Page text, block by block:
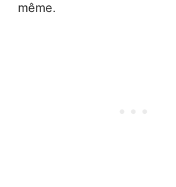
même.